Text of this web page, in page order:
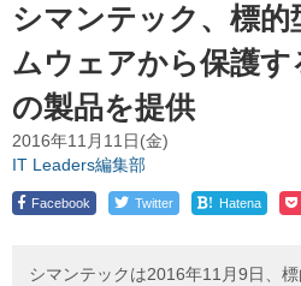
シマンテック、標的
ムウェアから保護す
の製品を提供
2016年11月11日(金)
IT Leaders編集部
Facebook Twitter ! Hatena
シマンテックは2016年11月9日、